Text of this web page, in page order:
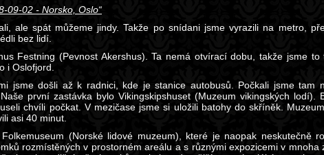
09-02 - Norsko, Oslo“
ale spát můžeme jindy. Takže po snídani jsme vyrazili na metro,
bez lidí.
Festning (Pevnost Akershus). Ta nemá otvírací dobu, takže jsme to
i Oslofjord.
jsme došli až k radnici, kde je stanice autobusů. Počkali jsme tam
první zastávka bylo Vikingskipshuset (Muzeum vikingských lodí).
chvíli počkat. V mezičase jsme si uložili batohy do skříněk.
asi 40 minut.
(Norské lidové muzeum), které je naopak neskutečně
rozmístěných v prostorném areálu a s různými expozicemi v mnoha